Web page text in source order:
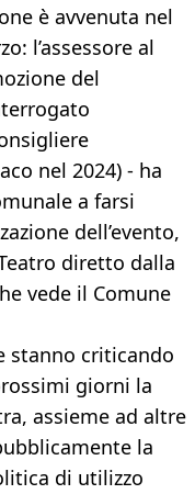
è avvenuta nel
l’assessore al
del
nel 2024) - ha
a farsi
dell’evento,
diretto dalla
vede il Comune
stanno criticando
giorni la
assieme ad altre
la
di utilizzo